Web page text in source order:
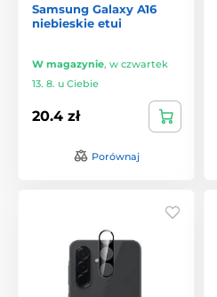
Samsung Galaxy A16
niebieskie etui
W magazynie, w czwartek
13. 8. u Ciebie
20.4 zł
Porównaj